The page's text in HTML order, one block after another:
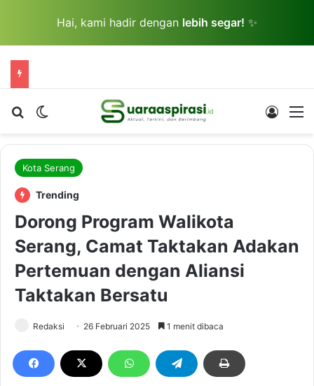
Hai, kami hadir dengan lebih segar! ✨
Cari berita...Switch skin Log In
Kota Serang
Trending
Dorong Program Walikota
Serang, Camat Taktakan Adakan
Pertemuan dengan Aliansi
Taktakan Bersatu
Redaksi 26 Februari 2025 1 menit dibaca